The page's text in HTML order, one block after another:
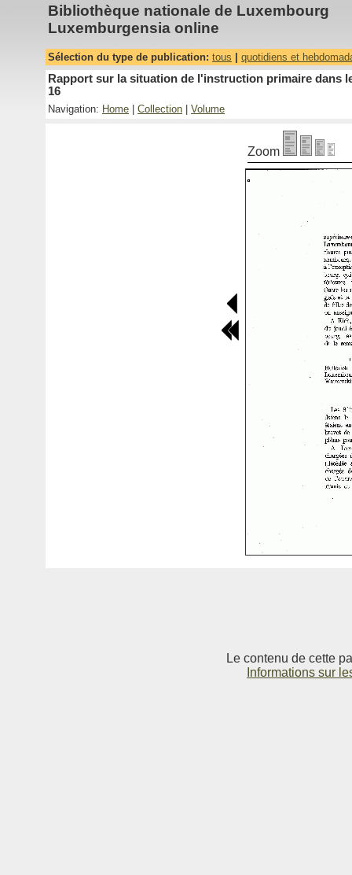
Bibliothèque nationale de Luxembourg
Luxemburgensia online
Sélection du type de publication: tous quotidiens et
Rapport sur la situation de l'instruction primaire dans
16
Navigation: Home Collection Volume
Zoom
Le contenu de cette
Informations sur